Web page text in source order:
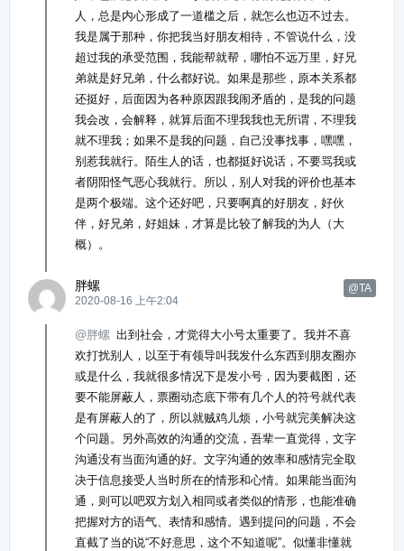
人，总是内心形成了一道槛之后，就怎么也迈不过去。
我是属于那种，你把我当好朋友相待，不管说什么，没
超过我的承受范围，我能帮就帮，哪怕不远万里，好兄
弟就是好兄弟，什么都好说。如果是那些，原本关系都
还挺好，后面因为各种原因跟我闹矛盾的，是我的问题
我会改，会解释，就算后面不理我我也无所谓，不理我
就不理我；如果不是我的问题，自己没事找事，嘿嘿，
别惹我就行。陌生人的话，也都挺好说话，不要骂我或
者阴阳怪气恶心我就行。所以，别人对我的评价也基本
是两个极端。这个还好吧，只要啊真的好朋友，好伙
伴，好兄弟，好姐妹，才算是比较了解我的为人（大
概）。
胖螺
@TA
2020-08-16 上午2:04
@胖螺 出到社会，才觉得大小号太重要了。我并不喜
欢打扰别人，以至于有领导叫我发什么东西到朋友圈亦
或是什么，我就很多情况下是发小号，因为要截图，还
要不能屏蔽人，票圈动态底下带有几个人的符号就代表
是有屏蔽人的了，所以就贼鸡儿烦，小号就完美解决这
个问题。另外高效的沟通的交流，吾辈一直觉得，文字
沟通没有当面沟通的好。文字沟通的效率和感情完全取
决于信息接受人当时所在的情形和心情。如果能当面沟
通，则可以吧双方划入相同或者类似的情形，也能准确
把握对方的语气、表情和感情。遇到提问的问题，不会
直截了当的说“不好意思，这个不知道呢”。似懂非懂就